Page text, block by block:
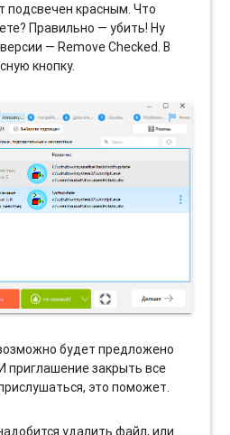
подсвечен красным. Что
Правильно — убить! Ну
— Remove Checked. В
кнопку.
будет предложено
приглашение закрыть все
это поможет.
удалить файл, или